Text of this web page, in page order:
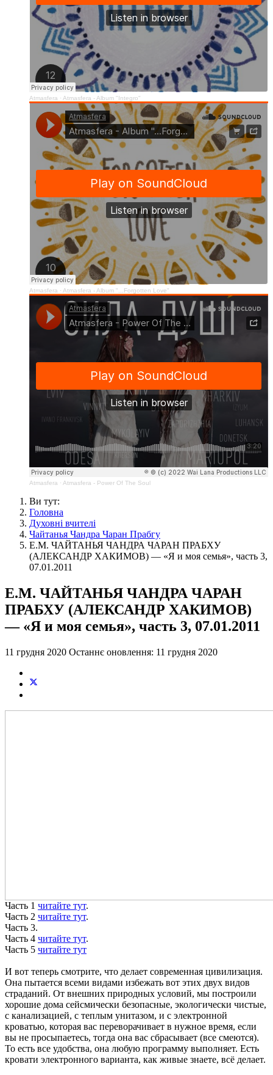
Atmasfera · Atmasfera - Album "Integro"
Atmasfera · Atmasfera - Album "...Forgotten Love"
Atmasfera · Atmasfera - Power Of The Soul
Ви тут:
Головна
Духовні вчителі
Чайтанья Чандра Чаран Прабгу
Е.М. ЧАЙТАНЬЯ ЧАНДРА ЧАРАН ПРАБХУ
(АЛЕКСАНДР ХАКИМОВ) — «Я и моя семья», часть 3,
07.01.2011
Е.М. ЧАЙТАНЬЯ ЧАНДРА ЧАРАН
ПРАБХУ (АЛЕКСАНДР ХАКИМОВ)
— «Я и моя семья», часть 3, 07.01.2011
11 грудня 2020 Останнє оновлення: 11 грудня 2020
Часть 1 читайте тут.
Часть 2 читайте тут.
Часть 3.
Часть 4 читайте тут.
Часть 5 читайте тут
И вот теперь смотрите, что делает современная цивилизация.
Она пытается всеми видами избежать вот этих двух видов
страданий. От внешних природных условий, мы построили
хорошие дома сейсмически безопасные, экологически чистые,
с канализацией, с теплым унитазом, и с электронной
кроватью, которая вас переворачивает в нужное время, если
вы не просыпаетесь, тогда она вас сбрасывает (все смеются).
То есть все удобства, она любую программу выполняет. Есть
кровати электронного варианта, как живые знаете, всё делает.